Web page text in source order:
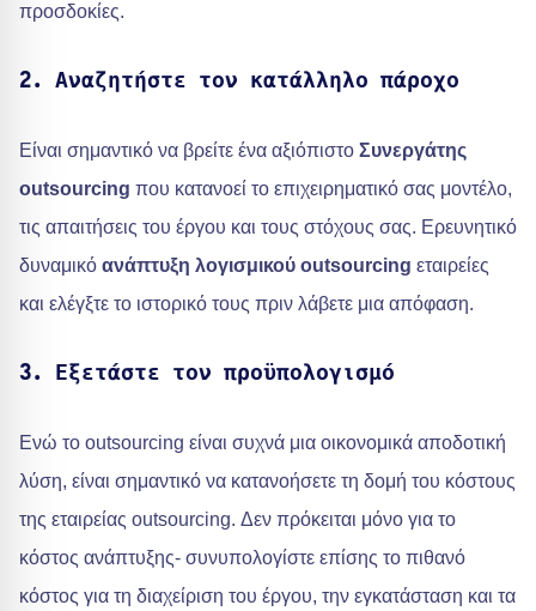
προσδοκίες.
2. Αναζητήστε τον κατάλληλο πάροχο
Είναι σημαντικό να βρείτε ένα αξιόπιστο Συνεργάτης
outsourcing που κατανοεί το επιχειρηματικό σας μοντέλο,
τις απαιτήσεις του έργου και τους στόχους σας. Ερευνητικό
δυναμικό ανάπτυξη λογισμικού outsourcing εταιρείες
και ελέγξτε το ιστορικό τους πριν λάβετε μια απόφαση.
3. Εξετάστε τον προϋπολογισμό
Ενώ το outsourcing είναι συχνά μια οικονομικά αποδοτική
λύση, είναι σημαντικό να κατανοήσετε τη δομή του κόστους
της εταιρείας outsourcing. Δεν πρόκειται μόνο για το
κόστος ανάπτυξης- συνυπολογίστε επίσης το πιθανό
κόστος για τη διαχείριση του έργου, την εγκατάσταση και τα